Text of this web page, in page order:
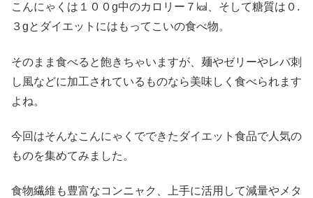
こんにゃくは１００g中のカロリー７㎉、そして糖質は０.
３gとダイエットにはもってこいの食べ物。
そのまま食べると飽きちゃいますが、麺やゼリーやレバ刺
し風などに加工されているものなら美味しく食べられます
よね。
今回はそんなこんにゃくでできたダイエット食品で人気の
ものを集めてみました。
食物繊維も豊富なコンニャク、上手に活用して減量やメタ